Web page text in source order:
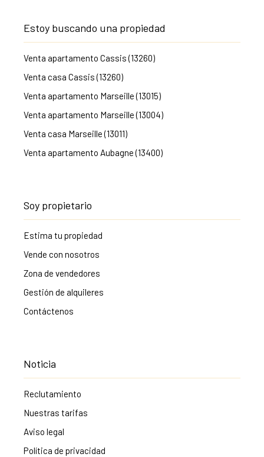
Estoy buscando una propiedad
Venta apartamento Cassis (13260)
Venta casa Cassis (13260)
Venta apartamento Marseille (13015)
Venta apartamento Marseille (13004)
Venta casa Marseille (13011)
Venta apartamento Aubagne (13400)
Soy propietario
Estima tu propiedad
Vende con nosotros
Zona de vendedores
Gestión de alquileres
Contáctenos
Noticia
Reclutamiento
Nuestras tarifas
Aviso legal
Política de privacidad